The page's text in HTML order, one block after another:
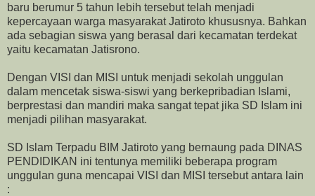
baru berumur 5 tahun lebih tersebut telah menjadi
kepercayaan warga masyarakat Jatiroto khususnya. Bahkan
ada sebagian siswa yang berasal dari kecamatan terdekat
yaitu kecamatan Jatisrono.
Dengan VISI dan MISI untuk menjadi sekolah unggulan
dalam mencetak siswa-siswi yang berkepribadian Islami,
berprestasi dan mandiri maka sangat tepat jika SD Islam ini
menjadi pilihan masyarakat.
SD Islam Terpadu BIM Jatiroto yang bernaung pada DINAS
PENDIDIKAN ini tentunya memiliki beberapa program
unggulan guna mencapai VISI dan MISI tersebut antara lain
: